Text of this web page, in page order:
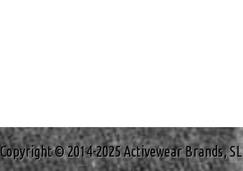
Copyright © 2014-2025 Activewear Brands, SL